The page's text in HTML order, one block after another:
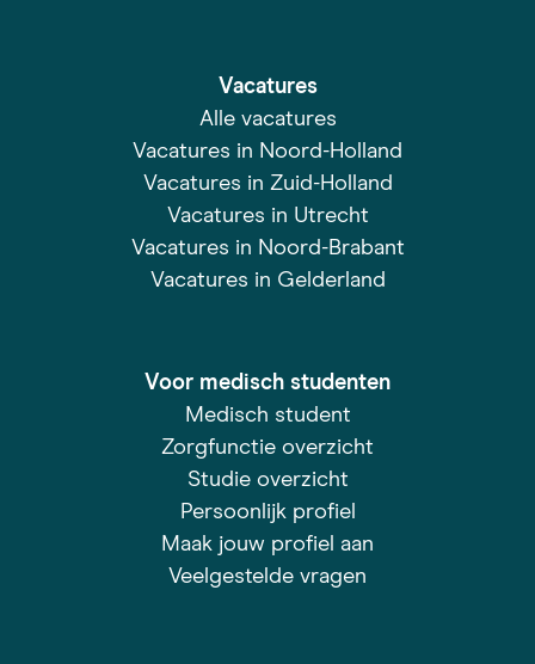
Vacatures
Alle vacatures
Vacatures in Noord-Holland
Vacatures in Zuid-Holland
Vacatures in Utrecht
Vacatures in Noord-Brabant
Vacatures in Gelderland
Voor medisch studenten
Medisch student
Zorgfunctie overzicht
Studie overzicht
Persoonlijk profiel
Maak jouw profiel aan
Veelgestelde vragen